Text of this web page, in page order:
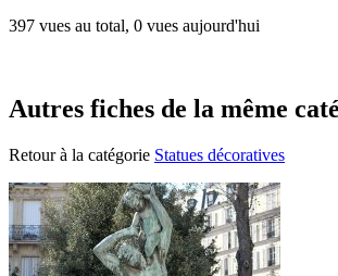
397 vues au total, 0 vues aujourd'hui
Autres fiches de la même
Retour à la catégorie Statues décoratives